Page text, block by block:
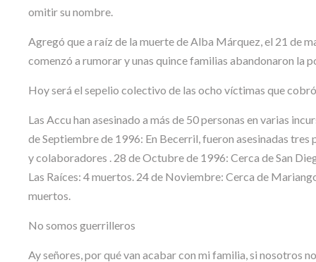
omitir su nombre.
Agregó que a raíz de la muerte de Alba Márquez, el 21 de
comenzó a rumorar y unas quince familias abandonaron la
Hoy será el sepelio colectivo de las ocho víctimas que
Las Accu han asesinado a más de 50 personas en varias
de Septiembre de 1996: En Becerril, fueron asesinadas
y colaboradores . 28 de Octubre de 1996: Cerca de San
Las Raíces: 4 muertos. 24 de Noviembre: Cerca de
muertos.
No somos guerrilleros
Ay señores, por qué van acabar con mi familia, si nosotros